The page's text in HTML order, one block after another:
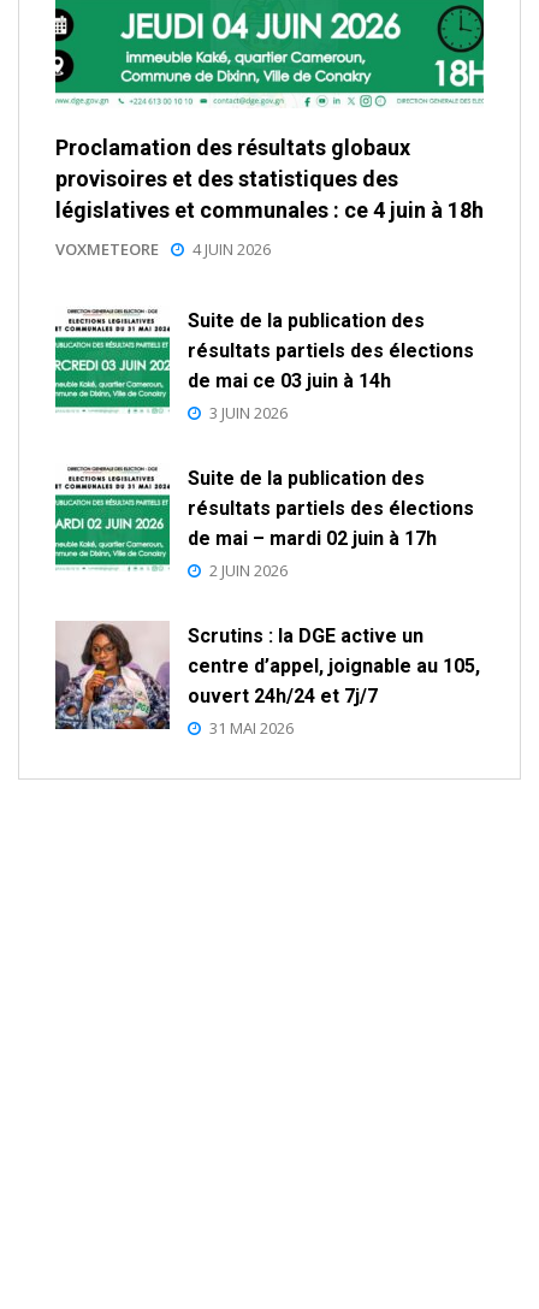
Proclamation des résultats globaux
provisoires et des statistiques des
législatives et communales : ce 4 juin à 18h
VOXMETEORE 4 JUIN 2026
Suite de la publication des
résultats partiels des élections
de mai ce 03 juin à 14h
3 JUIN 2026
Suite de la publication des
résultats partiels des élections
de mai – mardi 02 juin à 17h
2 JUIN 2026
Scrutins : la DGE active un
centre d’appel, joignable au 105,
ouvert 24h/24 et 7j/7
31 MAI 2026